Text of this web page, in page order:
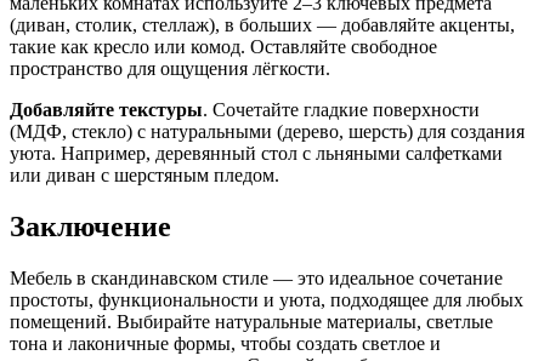
(диван, столик, стеллаж), в больших — добавляйте акценты,
такие как кресло или комод. Оставляйте свободное
пространство для ощущения лёгкости.
Добавляйте текстуры. Сочетайте гладкие поверхности
(МДФ, стекло) с натуральными (дерево, шерсть) для создания
уюта. Например, деревянный стол с льняными салфетками
или диван с шерстяным пледом.
Заключение
Мебель в скандинавском стиле — это идеальное сочетание
простоты, функциональности и уюта, подходящее для любых
помещений. Выбирайте натуральные материалы, светлые
тона и лаконичные формы, чтобы создать светлое и